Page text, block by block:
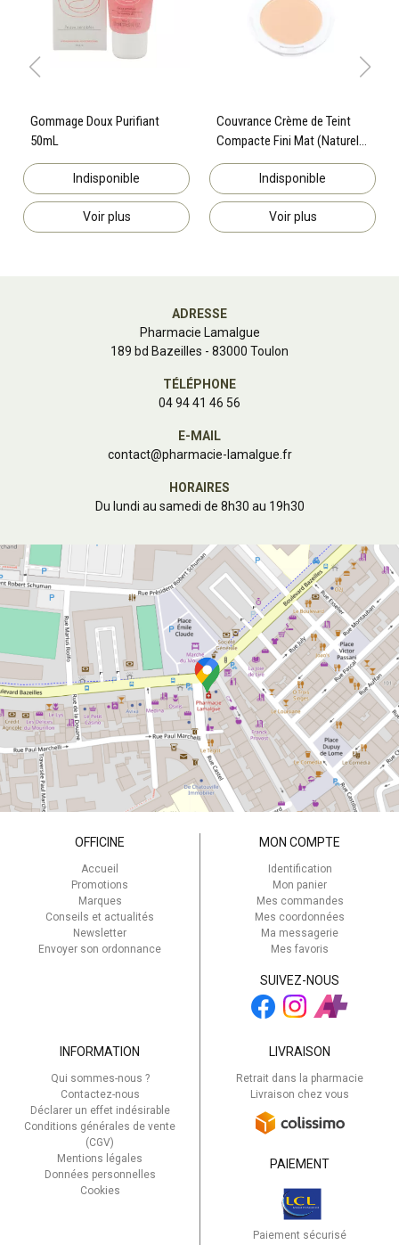
Gommage Doux Purifiant
50mL
Indisponible
Voir plus
Couvrance Crème de Teint
Compacte Fini Mat (Naturel
2) 10g
Indisponible
Voir plus
ADRESSE
Pharmacie Lamalgue
189 bd Bazeilles - 83000 Toulon
TÉLÉPHONE
04 94 41 46 56
E-MAIL
contact@pharmacie-lamalgue.fr
HORAIRES
Du lundi au samedi de 8h30 au 19h30
OFFICINE
Accueil
Promotions
Marques
Conseils et actualités
Newsletter
Envoyer son ordonnance
MON COMPTE
Identification
Mon panier
Mes commandes
Mes coordonnées
Ma messagerie
Mes favoris
SUIVEZ-NOUS
INFORMATION
Qui sommes-nous ?
Contactez-nous
Déclarer un effet indésirable
Conditions générales de vente
(CGV)
Mentions légales
Données personnelles
Cookies
LIVRAISON
Retrait dans la pharmacie
Livraison chez vous
PAIEMENT
Paiement sécurisé